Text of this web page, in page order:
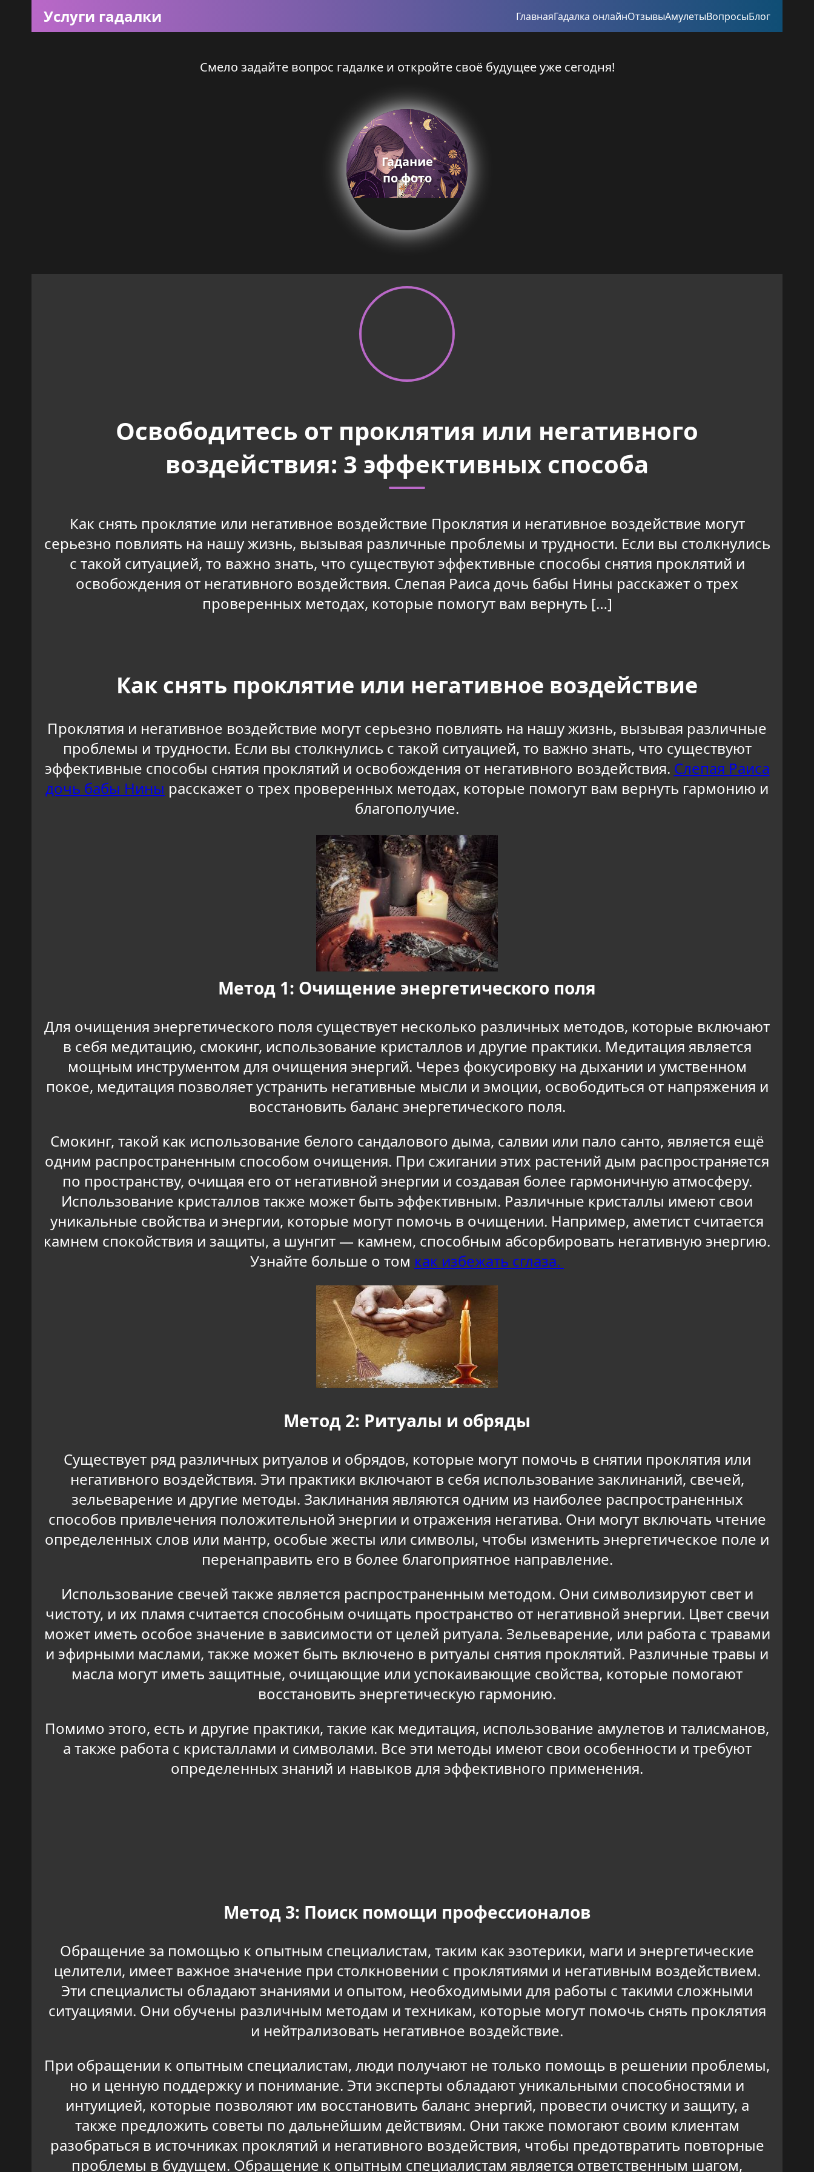
Услуги гадалки ГлавнаяГадалка онлайнОтзывыАмулетыВопросыБлог
Смело задайте вопрос гадалке и откройте своё будущее уже сегодня!
Гадание
по фото
Освободитесь от проклятия или негативного
воздействия: 3 эффективных способа
Как снять проклятие или негативное воздействие Проклятия и негативное воздействие могут
серьезно повлиять на нашу жизнь, вызывая различные проблемы и трудности. Если вы столкнулись
с такой ситуацией, то важно знать, что существуют эффективные способы снятия проклятий и
освобождения от негативного воздействия. Слепая Раиса дочь бабы Нины расскажет о трех
проверенных методах, которые помогут вам вернуть […]
Как снять проклятие или негативное воздействие
Проклятия и негативное воздействие могут серьезно повлиять на нашу жизнь, вызывая различные
проблемы и трудности. Если вы столкнулись с такой ситуацией, то важно знать, что существуют
эффективные способы снятия проклятий и освобождения от негативного воздействия. Слепая Раиса
дочь бабы Нины расскажет о трех проверенных методах, которые помогут вам вернуть гармонию и
благополучие.
Метод 1: Очищение энергетического поля
Для очищения энергетического поля существует несколько различных методов, которые включают
в себя медитацию, смокинг, использование кристаллов и другие практики. Медитация является
мощным инструментом для очищения энергий. Через фокусировку на дыхании и умственном
покое, медитация позволяет устранить негативные мысли и эмоции, освободиться от напряжения и
восстановить баланс энергетического поля.
Смокинг, такой как использование белого сандалового дыма, салвии или пало санто, является ещё
одним распространенным способом очищения. При сжигании этих растений дым распространяется
по пространству, очищая его от негативной энергии и создавая более гармоничную атмосферу.
Использование кристаллов также может быть эффективным. Различные кристаллы имеют свои
уникальные свойства и энергии, которые могут помочь в очищении. Например, аметист считается
камнем спокойствия и защиты, а шунгит — камнем, способным абсорбировать негативную энергию.
Узнайте больше о том как избежать сглаза.
Метод 2: Ритуалы и обряды
Существует ряд различных ритуалов и обрядов, которые могут помочь в снятии проклятия или
негативного воздействия. Эти практики включают в себя использование заклинаний, свечей,
зельеварение и другие методы. Заклинания являются одним из наиболее распространенных
способов привлечения положительной энергии и отражения негатива. Они могут включать чтение
определенных слов или мантр, особые жесты или символы, чтобы изменить энергетическое поле и
перенаправить его в более благоприятное направление.
Использование свечей также является распространенным методом. Они символизируют свет и
чистоту, и их пламя считается способным очищать пространство от негативной энергии. Цвет свечи
может иметь особое значение в зависимости от целей ритуала. Зельеварение, или работа с травами
и эфирными маслами, также может быть включено в ритуалы снятия проклятий. Различные травы и
масла могут иметь защитные, очищающие или успокаивающие свойства, которые помогают
восстановить энергетическую гармонию.
Помимо этого, есть и другие практики, такие как медитация, использование амулетов и талисманов,
а также работа с кристаллами и символами. Все эти методы имеют свои особенности и требуют
определенных знаний и навыков для эффективного применения.
Метод 3: Поиск помощи профессионалов
Обращение за помощью к опытным специалистам, таким как эзотерики, маги и энергетические
целители, имеет важное значение при столкновении с проклятиями и негативным воздействием.
Эти специалисты обладают знаниями и опытом, необходимыми для работы с такими сложными
ситуациями. Они обучены различным методам и техникам, которые могут помочь снять проклятия
и нейтрализовать негативное воздействие.
При обращении к опытным специалистам, люди получают не только помощь в решении проблемы,
но и ценную поддержку и понимание. Эти эксперты обладают уникальными способностями и
интуицией, которые позволяют им восстановить баланс энергий, провести очистку и защиту, а
также предложить советы по дальнейшим действиям. Они также помогают своим клиентам
разобраться в источниках проклятий и негативного воздействия, чтобы предотвратить повторные
проблемы в будущем. Обращение к опытным специалистам является ответственным шагом,